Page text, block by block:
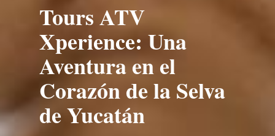
Tours ATV
Xperience: Una
Aventura en el
Corazón de la Selva
de Yucatán